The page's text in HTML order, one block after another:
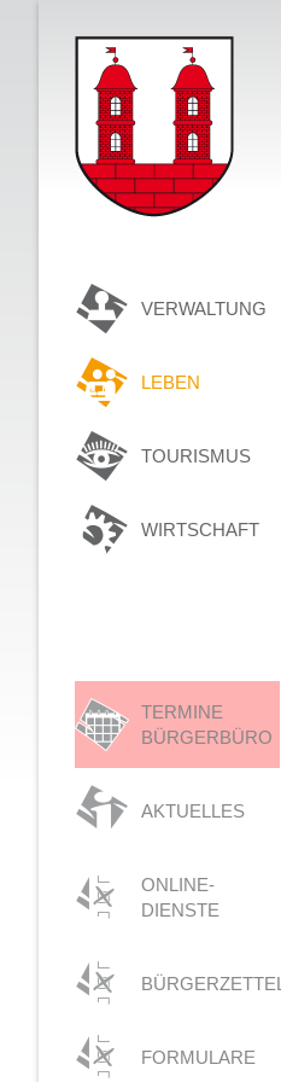
VERWALTUNG
LEBEN
TOURISMUS
WIRTSCHAFT
TERMINE
BÜRGERBÜRO
AKTUELLES
ONLINE-
DIENSTE
BÜRGERZETTEL
FORMULARE